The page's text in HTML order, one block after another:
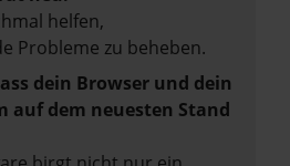
helfen,
Probleme zu beheben.
dein Browser und dein
auf dem neuesten Stand